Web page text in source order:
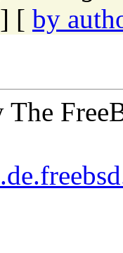
] [ by